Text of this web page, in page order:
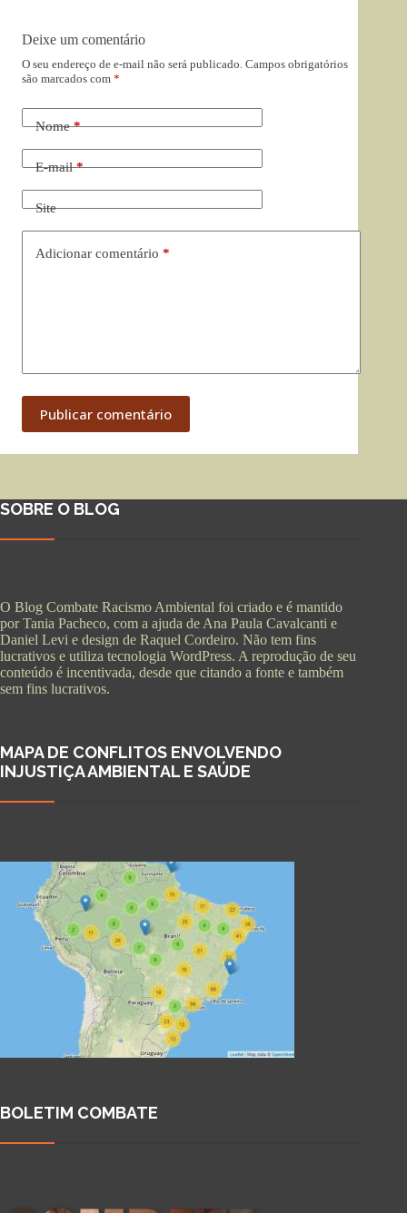
Deixe um comentário
O seu endereço de e-mail não será publicado. Campos obrigatórios
são marcados com *
Nome*
E-mail*
Site
Adicionar comentário *
Publicar comentário
SOBRE O BLOG
O Blog Combate Racismo Ambiental foi criado e é mantido
por Tania Pacheco, com a ajuda de Ana Paula Cavalcanti e
Daniel Levi e design de Raquel Cordeiro. Não tem fins
lucrativos e utiliza tecnologia WordPress. A reprodução de seu
conteúdo é incentivada, desde que citando a fonte e também
sem fins lucrativos.
MAPA DE CONFLITOS ENVOLVENDO
INJUSTIÇA AMBIENTAL E SAÚDE
BOLETIM COMBATE